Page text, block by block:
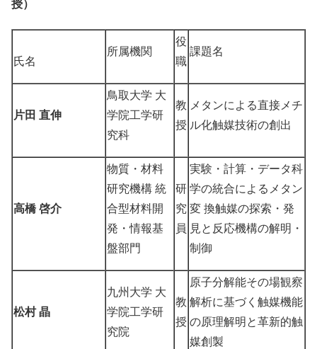
授）
氏名
所属機関
役
職
課題名
片田 直伸
鳥取大学 大
学院工学研
究科
教
授
メタンによる直接メチ
ル化触媒技術の創出
高橋 啓介
物質・材料
研究機構 統
合型材料開
発・情報基
盤部門
研
究
員
実験・計算・データ科
学の統合によるメタン
変 換触媒の探索・発
見と反応機構の解明・
制御
松村 晶
九州大学 大
学院工学研
究院
教
授
原子分解能その場観察
解析に基づく触媒機能
の原理解明と革新的触
媒創製